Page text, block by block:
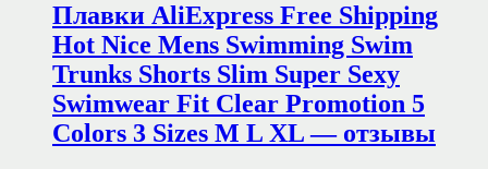
Плавки AliExpress Free Shipping
Hot Nice Mens Swimming Swim
Trunks Shorts Slim Super Sexy
Swimwear Fit Clear Promotion 5
Colors 3 Sizes M L XL — отзывы